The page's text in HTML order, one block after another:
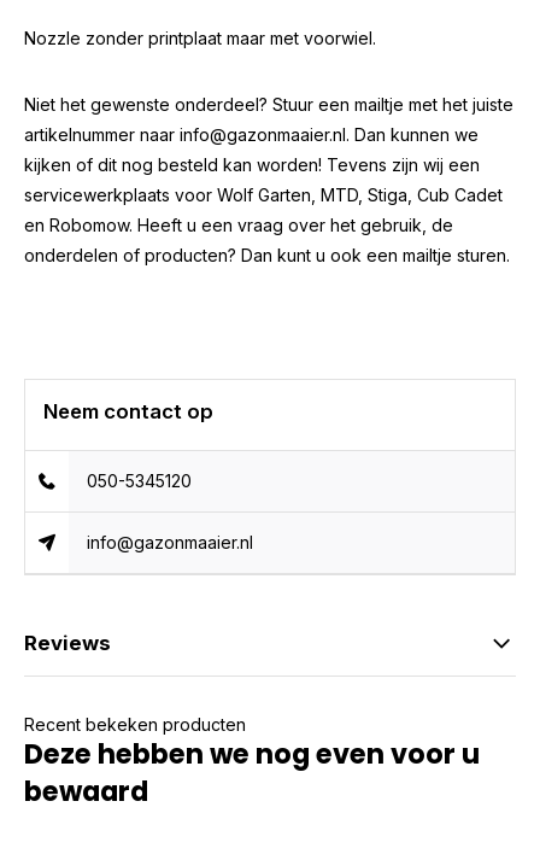
Nozzle zonder printplaat maar met voorwiel.
Niet het gewenste onderdeel? Stuur een mailtje met het juiste
artikelnummer naar info@gazonmaaier.nl. Dan kunnen we
kijken of dit nog besteld kan worden! Tevens zijn wij een
servicewerkplaats voor Wolf Garten, MTD, Stiga, Cub Cadet
en Robomow. Heeft u een vraag over het gebruik, de
onderdelen of producten? Dan kunt u ook een mailtje sturen.
Neem contact op
050-5345120
info@gazonmaaier.nl
Reviews
Recent bekeken producten
Deze hebben we nog even voor u
bewaard